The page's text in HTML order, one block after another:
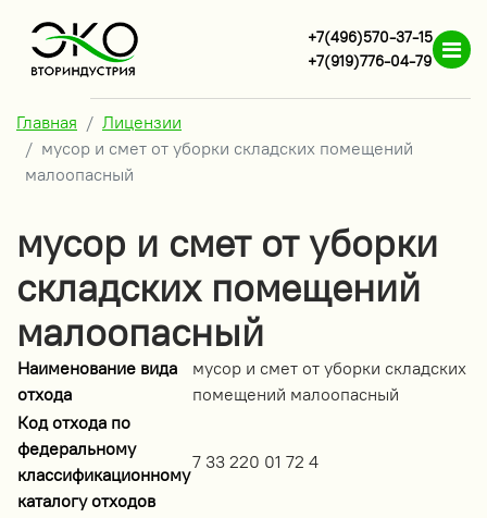
+7(496)570-37-15
+7(919)776-04-79
Главная
Лицензии
мусор и смет от уборки складских помещений
малоопасный
мусор и смет от уборки
складских помещений
малоопасный
Наименование вида
отхода
мусор и смет от уборки складских
помещений малоопасный
Код отхода по
федеральному
классификационному
каталогу отходов
7 33 220 01 72 4